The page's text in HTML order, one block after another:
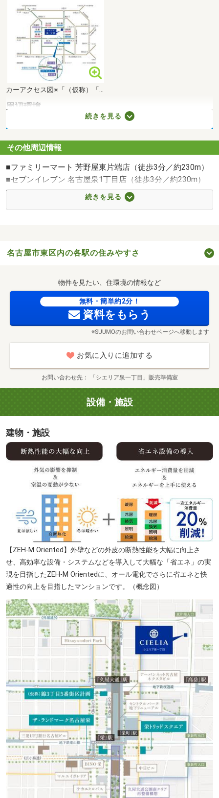
カーアクセス図※「（仮称）「栄」出入口」2028年度完成予定
周辺環境
名城公園（徒歩17分・約1330m）
中日ビル（徒歩18分・約1410m）
カネ井青果 セントラルパーク店（徒歩12分・約910m）
続きを見る
その他周辺情報
■ファミリーマート 芳野屋東片端店（徒歩3分／約230m）
■セブンイレブン 名古屋泉1丁目店（徒歩3分／約230m）
■セブン-イレブン 名古屋高岳北店（徒歩4分／約250m）
■マルキ（徒歩4分／約260m）
続きを見る
名古屋市東区内の各駅の住みやすさ
物件を見たい、住環境の情報など
無料・簡単約2分！
資料をもらう
※SUUMOのお問い合わせページへ移動します
お気に入りに追加する
お問い合わせ先 「シエリア泉一丁目」販売準備室
設備・施設
建物・施設
【ZEH-M Oriented】外壁などの外皮の断熱性能を大幅に向上さ
せ、高効率な設備・システムなどを導入して大幅な「省エネ」の実
現を目指したZEH-M Orientedに、オール電化でさらに省エネと快
適性の向上を目指したマンションです。（概念図）